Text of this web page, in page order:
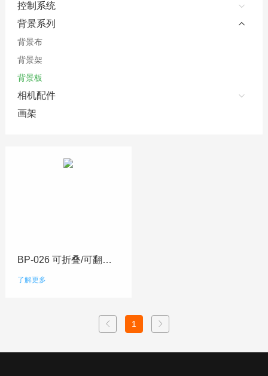
控制系统
背景系列
背景布
背景架
背景板
相机配件
画架
BP-026 可折叠/可翻转拖地背景板
了解更多
1